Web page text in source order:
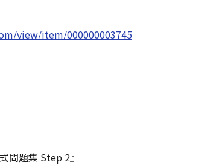
view/item/000000003745
問題集 Step 2』